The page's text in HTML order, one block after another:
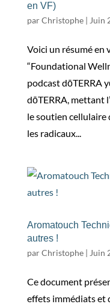
en VF)
parChristophe| Juin
Voici un résumé en
“Foundational
podcast dōTERRA
dōTERRA, mettant
le soutien cellulaire
les radicaux...
Aromatouch
autres !
parChristophe| Juin
Ce document
effets immédiats et